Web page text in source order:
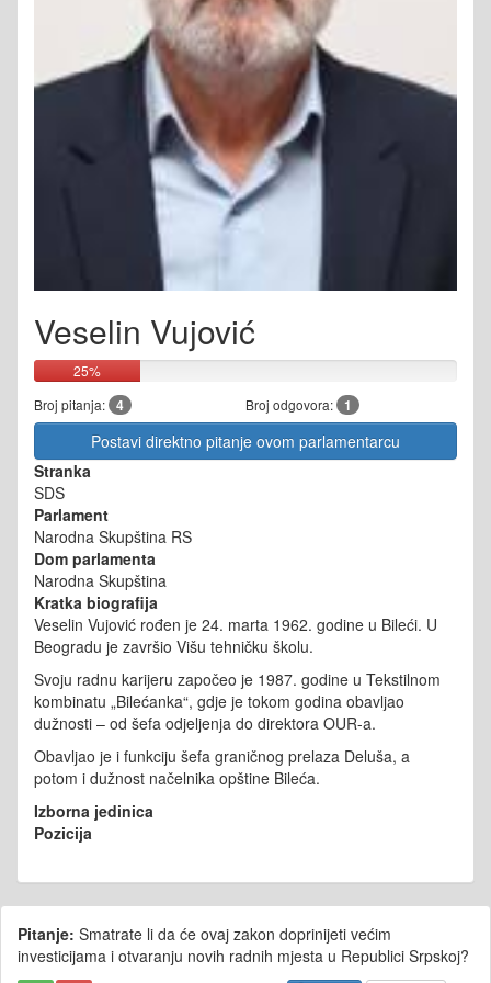
Veselin Vujović
25%
Broj pitanja: 4 Broj odgovora: 1
Postavi direktno pitanje ovom parlamentarcu
Stranka
SDS
Parlament
Narodna Skupština RS
Dom parlamenta
Narodna Skupština
Kratka biografija
Veselin Vujović rođen je 24. marta 1962. godine u Bileći. U
Beogradu je završio Višu tehničku školu.
Svoju radnu karijeru započeo je 1987. godine u Tekstilnom
kombinatu „Bilećanka“, gdje je tokom godina obavljao
dužnosti – od šefa odjeljenja do direktora OUR-a.
Obavljao je i funkciju šefa graničnog prelaza Deluša, a
potom i dužnost načelnika opštine Bileća.
Izborna jedinica
Pozicija
Pitanje: Smatrate li da će ovaj zakon doprinijeti većim
investicijama i otvaranju novih radnih mjesta u Republici Srpskoj?